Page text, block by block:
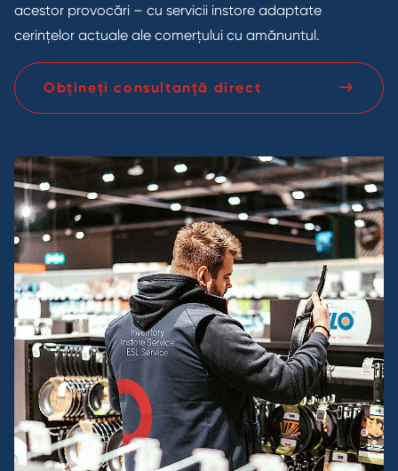
acestor provocări – cu servicii instore adaptate
cerințelor actuale ale comerțului cu amănuntul.
Obțineți consultanță direct